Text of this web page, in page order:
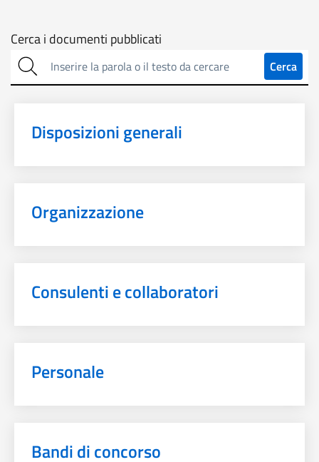
Cerca
sulla
Cerca i documenti pubblicati
Cerca
Disposizioni generali
Organizzazione
Consulenti e collaboratori
Personale
Bandi di concorso